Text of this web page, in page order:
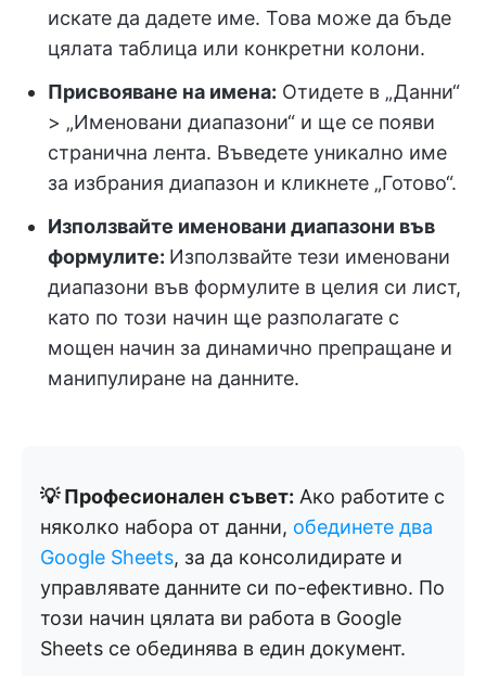
искате да дадете име. Това може да бъде
цялата таблица или конкретни колони.
Присвояване на имена: Отидете в „Данни“
> „Именовани диапазони“ и ще се появи
странична лента. Въведете уникално име
за избрания диапазон и кликнете „Готово“.
Използвайте именовани диапазони във
формулите: Използвайте тези именовани
диапазони във формулите в целия си лист,
като по този начин ще разполагате с
мощен начин за динамично препращане и
манипулиране на данните.
💡 Професионален съвет: Ако работите с
няколко набора от данни, обединете два
Google Sheets, за да консолидирате и
управлявате данните си по-ефективно. По
този начин цялата ви работа в Google
Sheets се обединява в един документ.